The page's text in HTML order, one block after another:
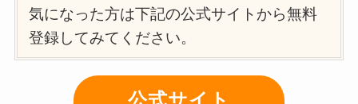
気になった方は下記の公式サイトから無料
登録してみてください。